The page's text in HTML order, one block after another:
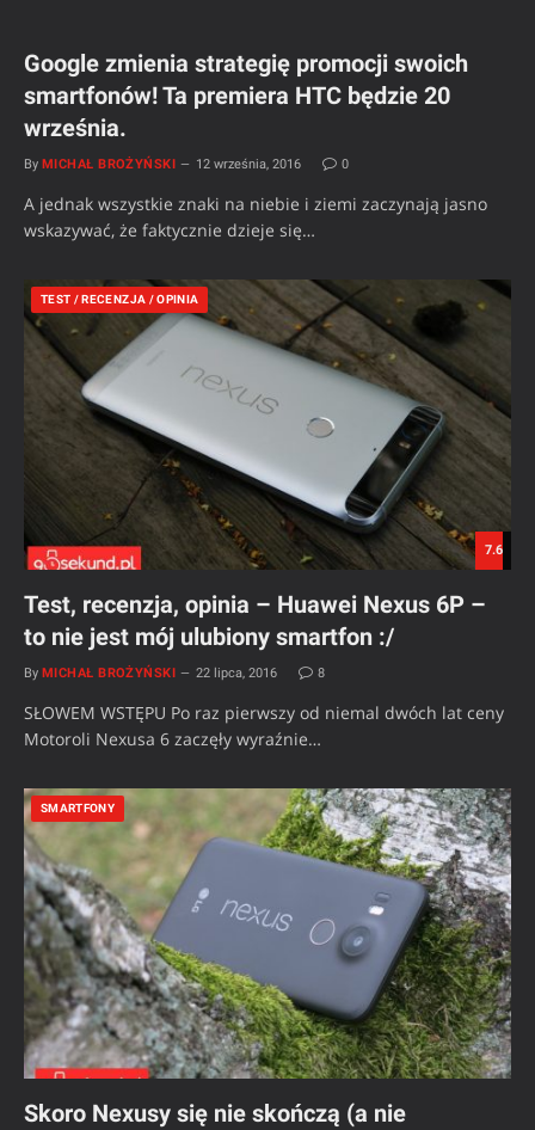
Google zmienia strategię promocji swoich
smartfonów! Ta premiera HTC będzie 20
września.
By MICHAŁ BROŻYŃSKI 12 września, 2016 0
A jednak wszystkie znaki na niebie i ziemi zaczynają jasno
wskazywać, że faktycznie dzieje się…
7.6
TEST / RECENZJA / OPINIA
Test, recenzja, opinia – Huawei Nexus 6P –
to nie jest mój ulubiony smartfon :/
By MICHAŁ BROŻYŃSKI 22 lipca, 2016 8
SŁOWEM WSTĘPU Po raz pierwszy od niemal dwóch lat ceny
Motoroli Nexusa 6 zaczęły wyraźnie…
SMARTFONY
Skoro Nexusy się nie skończą (a nie